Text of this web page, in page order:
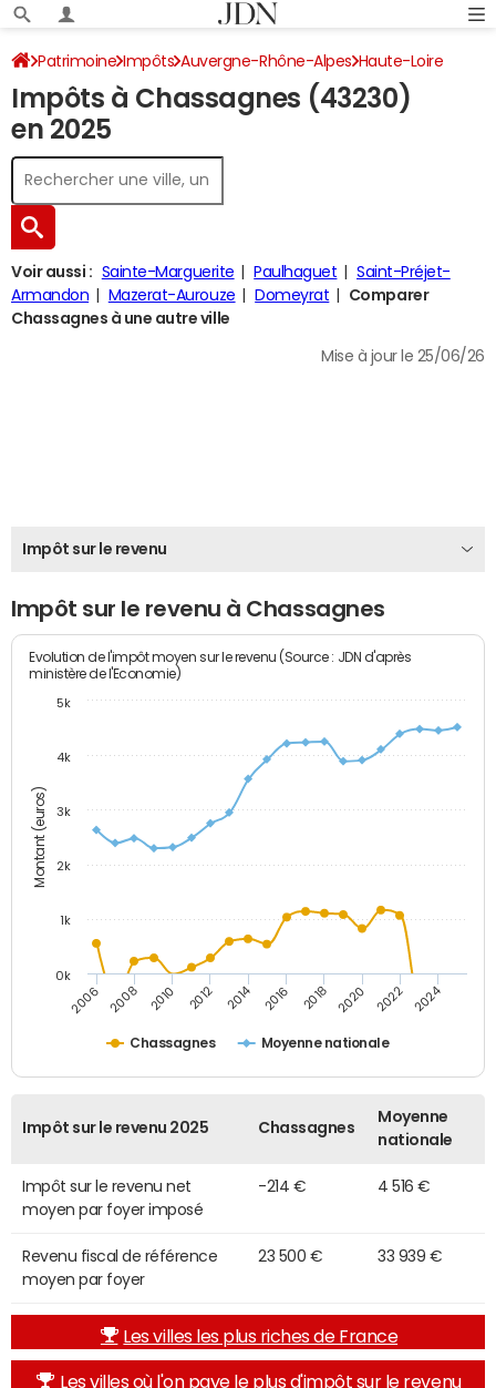
Patrimoine Impôts Auvergne-Rhône-Alpes Haute-Loire
Chassagnes Impôt sur le revenu
Impôts à Chassagnes (43230)
en 2025
Voir aussi : Sainte-Marguerite Paulhaguet
Saint-Préjet-
Armandon
Mazerat-Aurouze Domeyrat
Comparer
Chassagnes à une autre ville
Mise à jour le 25/06/26
Impôt sur le revenu
Impôt sur le revenu à Chassagnes
Montant (euros)
Evolution de l'impôt moyen sur le revenu (Source : JDN d'après
ministère de l'Economie)
Chassagnes Moyenne nationale
2006 2008 2010 2012 2014 2016 2018 2020 2022 2024
0k
1k
2k
3k
4k
5k
Impôt sur le revenu 2025 Chassagnes
Moyenne
nationale
Impôt sur le revenu net
moyen par foyer imposé
-214 € 4 516 €
Revenu fiscal de référence
moyen par foyer
23 500 € 33 939 €
Les villes les plus riches de France
Les villes où l'on paye le plus d'impôt sur le revenu